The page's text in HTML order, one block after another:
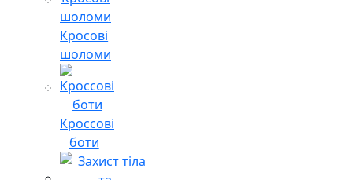
Кросові
шоломи
Кроссові
боти